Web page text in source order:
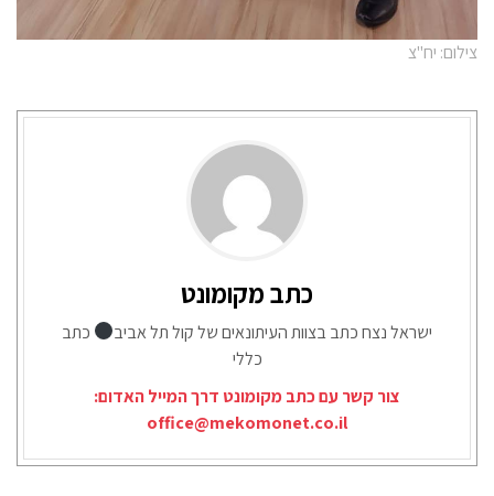
צילום: יח"צ
כתב מקומונט
ישראל נצח כתב בצוות העיתונאים של קול תל אביב
כתב
כללי
צור קשר עם כתב מקומונט דרך המייל האדום:
office@mekomonet.co.il